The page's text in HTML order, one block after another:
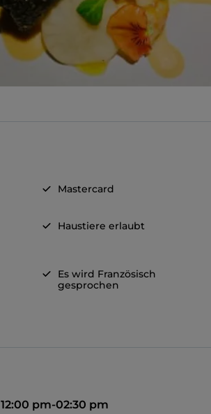
Mastercard
Haustiere erlaubt
Es wird Französisch
gesprochen
12:00 pm-02:30 pm